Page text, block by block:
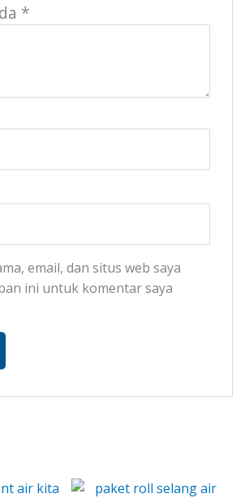
*
email, dan situs web saya
ini untuk komentar saya